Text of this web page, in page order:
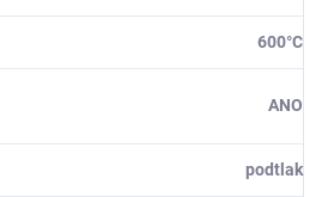
600°C
ANO
podtlak